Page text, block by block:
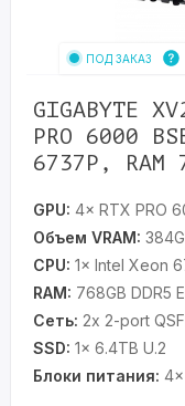
ПОД ЗАКАЗ
GIGABYTE
PRO 6000
6737P, RAM
GPU: 4× RTX PRO
Объем VRAM:
CPU: 1× Intel Xeon
RAM: 768GB DDR5
Сеть: 2x 2-port
SSD: 1x 6.4TB U.2
Блоки питания: